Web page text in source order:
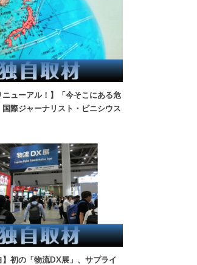
ニューアル！】「今そこにある危
際ジャーナリスト・ビニシウス
】初の「物流DX展」、サプライ